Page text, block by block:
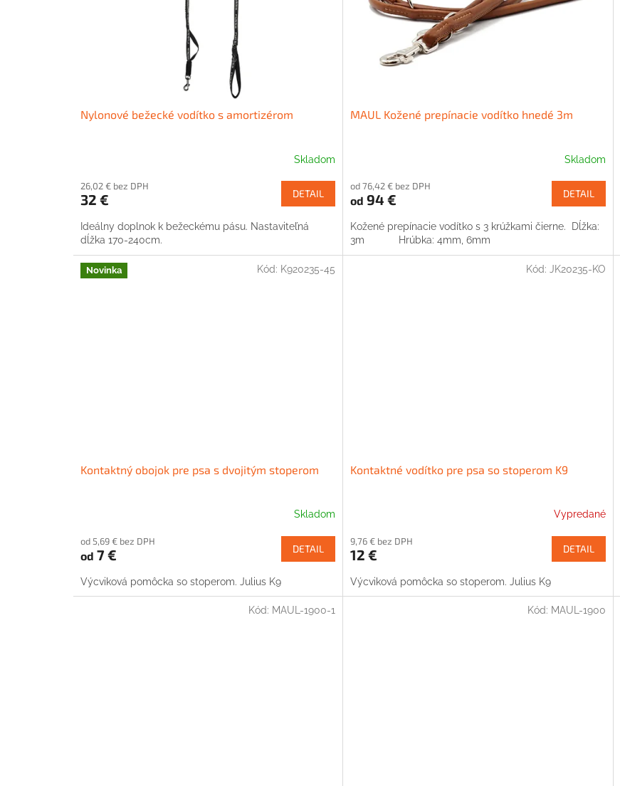
Nylonové bežecké vodítko s amortizérom
Skladom
26,02 € bez DPH
32 € DETAIL
Ideálny doplnok k bežeckému pásu. Nastaviteľná
dĺžka 170-240cm.
MAUL Kožené prepínacie vodítko hnedé 3m
Skladom
od 76,42 € bez DPH
od 94 € DETAIL
Kožené prepínacie vodítko s 3 krúžkami čierne. Dĺžka:
3m Hrúbka: 4mm, 6mm
Novinka
Kontaktný obojok pre psa s dvojitým stoperom
Skladom
od 5,69 € bez DPH
od 7 € DETAIL
Výcviková pomôcka so stoperom. Julius K9
Kód: K920235-45
Kontaktné vodítko pre psa so stoperom K9
Vypredané
9,76 € bez DPH
12 € DETAIL
Výcviková pomôcka so stoperom. Julius K9
Kód: JK20235-KO
Kód: MAUL-1900-1 Kód: MAUL-1900